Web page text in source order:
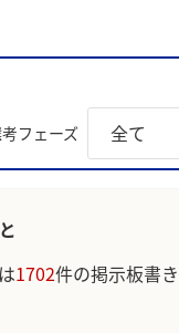
フェーズ
1702件の掲示板書